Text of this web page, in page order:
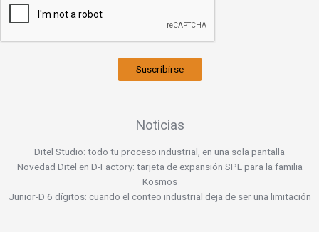
Suscribirse
Noticias
Ditel Studio: todo tu proceso industrial, en una sola pantalla
Novedad Ditel en D-Factory: tarjeta de expansión SPE para la familia
Kosmos
Junior-D 6 dígitos: cuando el conteo industrial deja de ser una limitación